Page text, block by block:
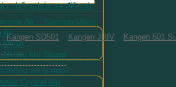
Kangen SD501 Kangen JRIV Kangen 501
chống bức xạ điện từ
Air – Kangen Ukon
Air
Ukon
không khí Sharp
thống xử lý nước
Crystal ion